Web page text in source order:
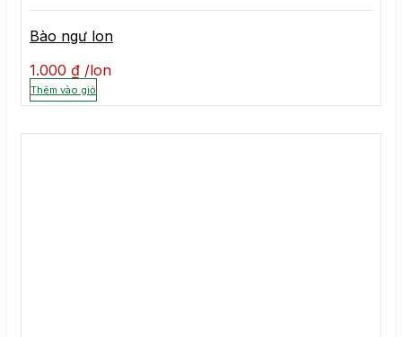
Bào ngư lon
1.000 ₫ lon
Thêm vào giỏ